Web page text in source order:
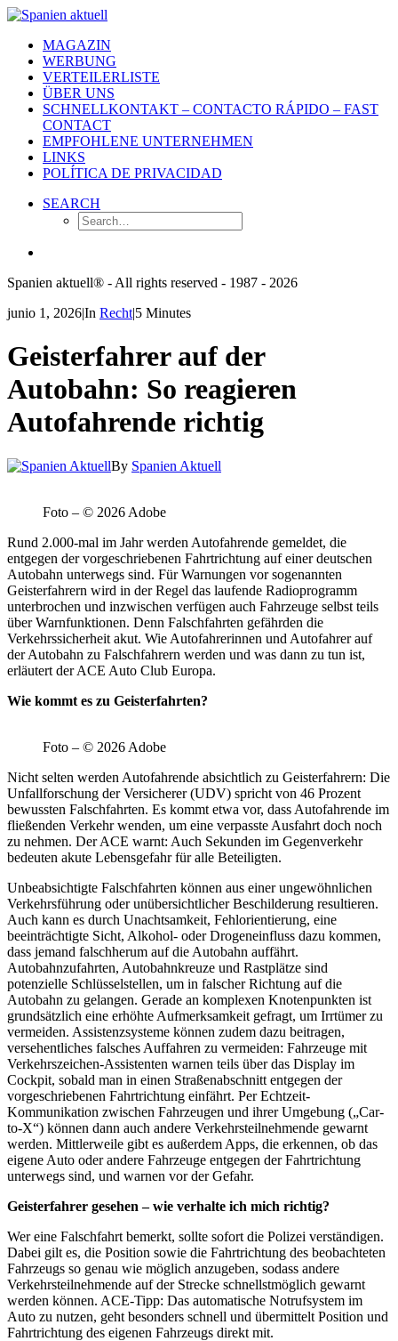
MAGAZIN
WERBUNG
VERTEILERLISTE
ÜBER UNS
SCHNELLKONTAKT – CONTACTO RÁPIDO – FAST
CONTACT
EMPFOHLENE UNTERNEHMEN
LINKS
POLÍTICA DE PRIVACIDAD
SEARCH
Spanien aktuell® - All rights reserved - 1987 - 2026
junio 1, 2026|In Recht|5 Minutes
Geisterfahrer auf der
Autobahn: So reagieren
Autofahrende richtig
By Spanien Aktuell
Foto – © 2026 Adobe
Rund 2.000-mal im Jahr werden Autofahrende gemeldet, die
entgegen der vorgeschriebenen Fahrtrichtung auf einer deutschen
Autobahn unterwegs sind. Für Warnungen vor sogenannten
Geisterfahrern wird in der Regel das laufende Radioprogramm
unterbrochen und inzwischen verfügen auch Fahrzeuge selbst teils
über Warnfunktionen. Denn Falschfahrten gefährden die
Verkehrssicherheit akut. Wie Autofahrerinnen und Autofahrer auf
der Autobahn zu Falschfahrern werden und was dann zu tun ist,
erläutert der ACE Auto Club Europa.
Wie kommt es zu Geisterfahrten?
Foto – © 2026 Adobe
Nicht selten werden Autofahrende absichtlich zu Geisterfahrern: Die
Unfallforschung der Versicherer (UDV) spricht von 46 Prozent
bewussten Falschfahrten. Es kommt etwa vor, dass Autofahrende im
fließenden Verkehr wenden, um eine verpasste Ausfahrt doch noch
zu nehmen. Der ACE warnt: Auch Sekunden im Gegenverkehr
bedeuten akute Lebensgefahr für alle Beteiligten.
Unbeabsichtigte Falschfahrten können aus einer ungewöhnlichen
Verkehrsführung oder unübersichtlicher Beschilderung resultieren.
Auch kann es durch Unachtsamkeit, Fehlorientierung, eine
beeinträchtigte Sicht, Alkohol- oder Drogeneinfluss dazu kommen,
dass jemand falschherum auf die Autobahn auffährt.
Autobahnzufahrten, Autobahnkreuze und Rastplätze sind
potenzielle Schlüsselstellen, um in falscher Richtung auf die
Autobahn zu gelangen. Gerade an komplexen Knotenpunkten ist
grundsätzlich eine erhöhte Aufmerksamkeit gefragt, um Irrtümer zu
vermeiden. Assistenzsysteme können zudem dazu beitragen,
versehentliches falsches Auffahren zu vermeiden: Fahrzeuge mit
Verkehrszeichen-Assistenten warnen teils über das Display im
Cockpit, sobald man in einen Straßenabschnitt entgegen der
vorgeschriebenen Fahrtrichtung einfährt. Per Echtzeit-
Kommunikation zwischen Fahrzeugen und ihrer Umgebung („Car-
to-X“) können dann auch andere Verkehrsteilnehmende gewarnt
werden. Mittlerweile gibt es außerdem Apps, die erkennen, ob das
eigene Auto oder andere Fahrzeuge entgegen der Fahrtrichtung
unterwegs sind, und warnen vor der Gefahr.
Geisterfahrer gesehen – wie verhalte ich mich richtig?
Wer eine Falschfahrt bemerkt, sollte sofort die Polizei verständigen.
Dabei gilt es, die Position sowie die Fahrtrichtung des beobachteten
Fahrzeugs so genau wie möglich anzugeben, sodass andere
Verkehrsteilnehmende auf der Strecke schnellstmöglich gewarnt
werden können. ACE-Tipp: Das automatische Notrufsystem im
Auto zu nutzen, geht besonders schnell und übermittelt Position und
Fahrtrichtung des eigenen Fahrzeugs direkt mit.